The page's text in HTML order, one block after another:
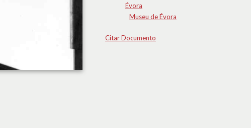
Évora
Museu de Évora
Citar Documento